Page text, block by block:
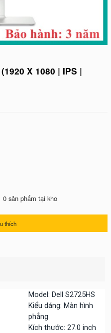
X 1080 | IPS |
0 sản phẩm tại kho
thích
Model: Dell S2725HS
Kiểu dáng: Màn hình
phẳng
Kích thước: 27.0 inch